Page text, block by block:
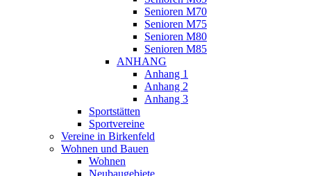
Senioren M70
Senioren M75
Senioren M80
Senioren M85
ANHANG
Anhang 1
Anhang 2
Anhang 3
Sportstätten
Sportvereine
Vereine in Birkenfeld
Wohnen und Bauen
Wohnen
Neubaugebiete